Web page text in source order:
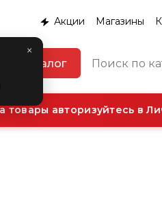
×
Акции Магазины
Каталог
авторизуйтесь в